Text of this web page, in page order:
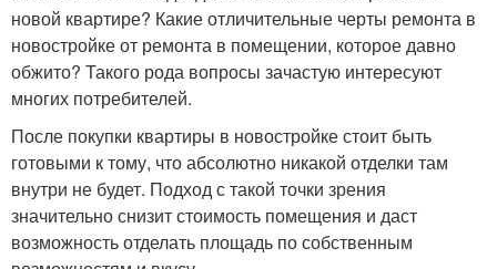
новой квартире? Какие отличительные черты ремонта в
новостройке от ремонта в помещении, которое давно
обжито? Такого рода вопросы зачастую интересуют
многих потребителей.
После покупки квартиры в новостройке стоит быть
готовыми к тому, что абсолютно никакой отделки там
внутри не будет. Подход с такой точки зрения
значительно снизит стоимость помещения и даст
возможность отделать площадь по собственным